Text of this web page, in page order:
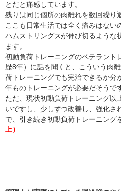
とだと痛感しています。
残りは同じ個所の肉離れを数回繰り
ここも日常生活では全く痛みはない
ハムストリングスが伸び切るような
ます。
初動負荷トレーニングのベテラント
歴8年）に話を聞くと、こういう肉
荷トレーニングでも完治できるか分
年ものトレーニングが必要だそうです
ただ、現状初動負荷トレーニング以
いですし、少しずつ改善し、強化さ
で、引き続き初動負荷トレーニング
上）